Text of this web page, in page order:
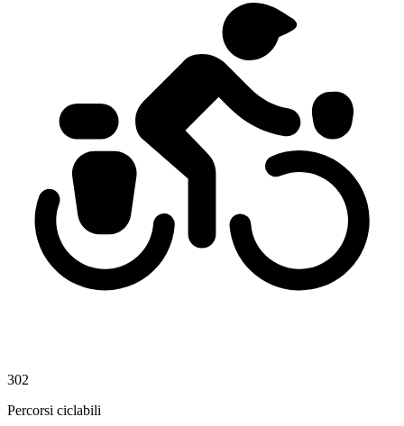
302
Percorsi ciclabili